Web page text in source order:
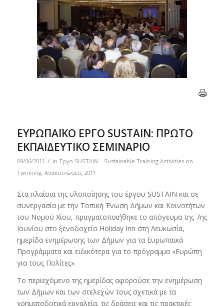
ΕΥΡΩΠΑΪΚΟ ΕΡΓΟ SUSTAIN: ΠΡΩΤΟ
ΕΚΠΑΙΔΕΥΤΙΚΟ ΣΕΜΙΝΑΡΙΟ
09/06/2011 / in Έργο SUSTAIN – Sustainable Training Activities on
Twinning, Ανακοινώσεις 2011
Στα πλαίσια της υλοποίησης του έργου SUSTAIN και σε
συνεργασία με την Τοπική Ένωση Δήμων και Κοινοτήτων
του Νομού Χίου, πραγματοποιήθηκε το απόγευμα της 7ης
Ιουνίου στο ξενοδοχείο Holiday Inn στη Λευκωσία,
ημερίδα ενημέρωσης των Δήμων για τα Ευρωπαϊκά
Προγράμματα και ειδικότερα για το πρόγραμμα «Ευρώπη
για τους Πολίτες».
Το περιεχόμενο της ημερίδας αφορούσε την ενημέρωση
των Δήμων και των στελεχών τους σχετικά με τα
χρηματοδοτικά εργαλεία, τις δράσεις και τις πρακτικές